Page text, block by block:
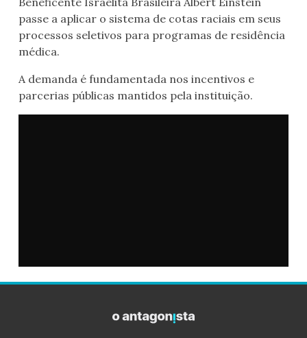
passe a aplicar o sistema de cotas raciais em seus
processos seletivos para programas de residência
médica.
A demanda é fundamentada nos incentivos e
parcerias públicas mantidos pela instituição.